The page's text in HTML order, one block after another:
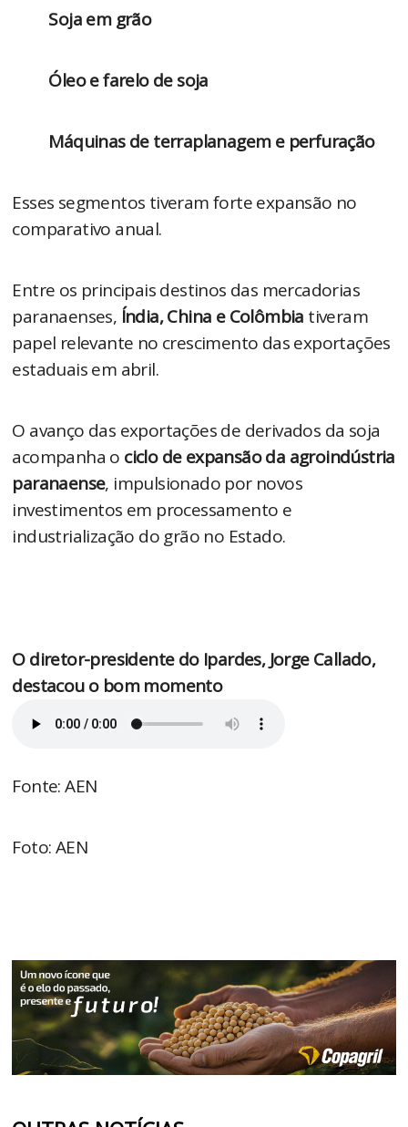
Soja em grão
Óleo e farelo de soja
Máquinas de terraplanagem e perfuração
Esses segmentos tiveram forte expansão no
comparativo anual.
Entre os principais destinos das mercadorias
paranaenses, Índia, China e Colômbia tiveram
papel relevante no crescimento das exportações
estaduais em abril.
O avanço das exportações de derivados da soja
acompanha o ciclo de expansão da agroindústria
paranaense, impulsionado por novos
investimentos em processamento e
industrialização do grão no Estado.
O diretor-presidente do Ipardes, Jorge Callado,
destacou o bom momento
Fonte: AEN
Foto: AEN